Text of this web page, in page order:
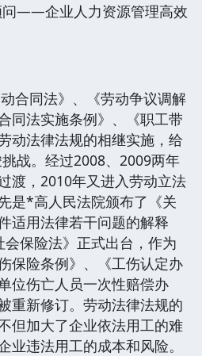
——企业人力资源管理高效
同法》、《劳动争议调解
同法实施条例》、《职工带
动法律法规的相继实施，给
战。经过2008、2009两年
渡，2010年又进入劳动立法
是*高人民法院颁布了《关
适用法律若干问题的解释
会保险法》正式出台，作为
保险条例》、《工伤认定办
位伤亡人员一次性赔偿办
重新修订。劳动法律法规的
但加大了企业依法用工的难
业违法用工的成本和风险。